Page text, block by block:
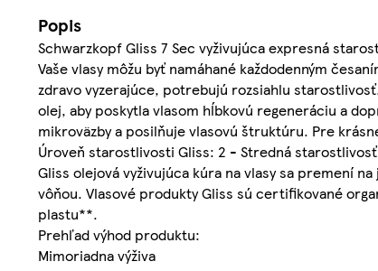
Popis
Schwarzkopf Gliss 7 Sec vyživujúca expresná
Vaše vlasy môžu byť namáhané každodenným
zdravo vyzerajúce, potrebujú rozsiahlu
olej, aby poskytla vlasom hĺbkovú regeneráciu a
mikroväzby a posilňuje vlasovú štruktúru. Pre
Úroveň starostlivosti Gliss: 2 - Stredná
Gliss olejová vyživujúca kúra na vlasy sa premení
vôňou. Vlasové produkty Gliss sú certifikované
plastu**.
Prehľad výhod produktu:
Mimoriadna výživa